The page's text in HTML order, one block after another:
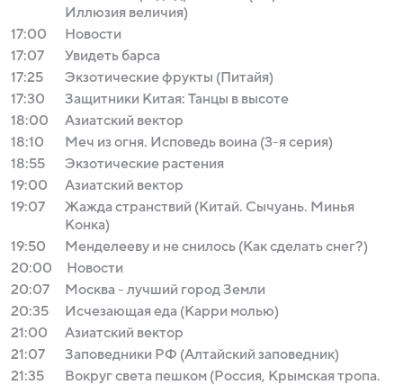
Иллюзия величия)
17:00
Новости
17:07
Увидеть барса
17:25
Экзотические фрукты (Питайя)
17:30
Защитники Китая: Танцы в высоте
18:00
Азиатский вектор
18:10
Меч из огня. Исповедь воина (3-я серия)
18:55
Экзотические растения
19:00
Азиатский вектор
19:07
Жажда странствий (Китай. Сычуань. Минья
Конка)
19:50
Менделееву и не снилось (Как сделать снег?)
20:00
Новости
20:07
Москва - лучший город Земли
20:35
Исчезающая еда (Карри молью)
21:00
Азиатский вектор
21:07
Заповедники РФ (Алтайский заповедник)
21:35
Вокруг света пешком (Россия, Крымская тропа.